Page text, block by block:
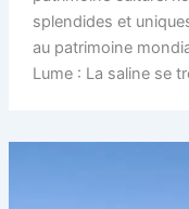
splendides et
au patrimoine
Lume : La saline se